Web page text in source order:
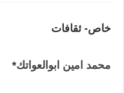
خاص- ثقافات
محمد امين ابوالعواتك*